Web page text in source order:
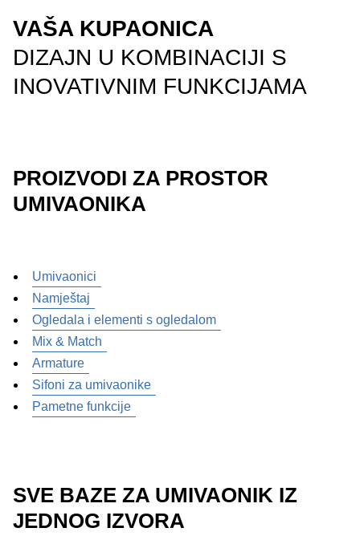
VAŠA KUPAONICA
DIZAJN U KOMBINACIJI S
INOVATIVNIM FUNKCIJAMA
PROIZVODI ZA PROSTOR
UMIVAONIKA
Umivaonici
Namještaj
Ogledala i elementi s ogledalom
Mix & Match
Armature
Sifoni za umivaonike
Pametne funkcije
SVE BAZE ZA UMIVAONIK IZ
JEDNOG IZVORA